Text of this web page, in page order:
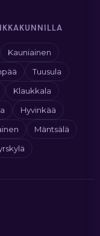
Kauniainen
Tuusula
Klaukkala
Hyvinkää
Mäntsälä